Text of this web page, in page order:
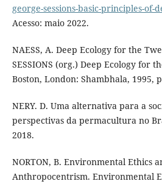
george-sessions-basic-principles-of-
Acesso: maio 2022.
NAESS, A. Deep Ecology for the
SESSIONS (org.) Deep Ecology for
Boston, London: Shambhala, 1995,
NERY. D. Uma alternativa para a
perspectivas da permacultura no
2018.
NORTON, B. Environmental Ethics
Anthropocentrism. Environmental